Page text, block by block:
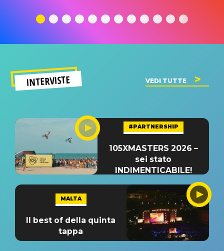
significato
del singolo
INTERVISTE VEDI TUTTE
#PARTNERSHIP
105XMASTERS 2026 –
sei stato
INDIMENTICABILE!
MALTA
Il best of della quinta
tappa